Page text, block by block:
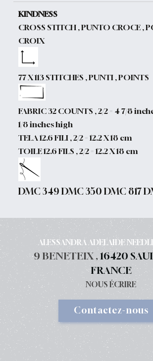
KINDNESS
CROSS STITCH , PUNTO CROCE ,
CROIX
77 X 113 STITCHES , PUNTI , POINTS
FABRIC 32 COUNTS , 2/2 = 4 7/8
1/8 inches high
TELA 12.6 FILI , 2/2 = 12.2 X 18 cm
TOILE 12.6 FILS , 2/2 = 12.2 X 18 cm
DMC 349 DMC 350 DMC 817
ALESSANDRA ADELAIDE
9 BENETEIX ,16420
FRANCE
NOUS ÉCRIRE
Contactez-nous